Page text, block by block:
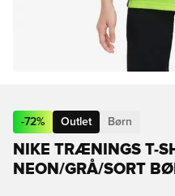
-72% Outlet Børn
NIKE TRÆNINGS T-
NEON/GRÅ/SORT